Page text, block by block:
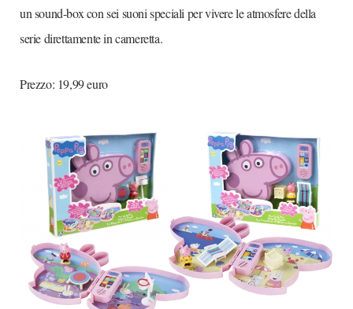
un sound-box con sei suoni speciali per vivere le atmosfere della
serie direttamente in cameretta.
Prezzo: 19,99 euro